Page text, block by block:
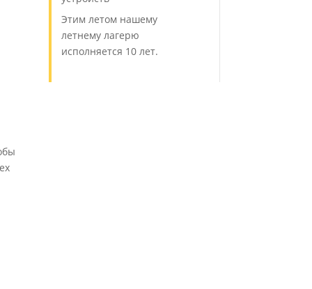
Этим летом нашему
летнему лагерю
исполняется 10 лет.